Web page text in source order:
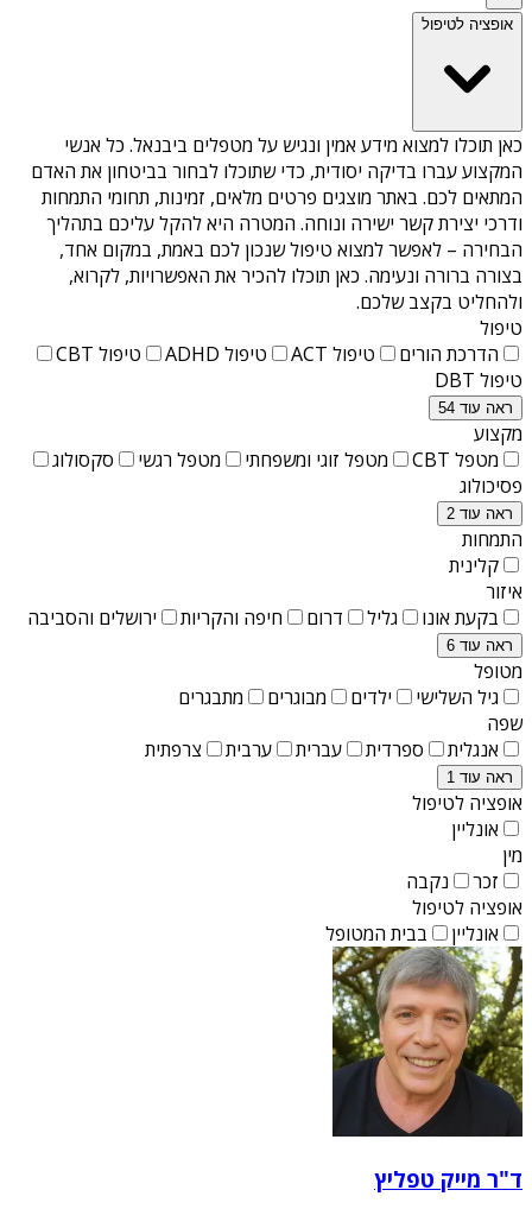
אופציה לטיפול
כאן תוכלו למצוא מידע אמין ונגיש על מטפלים ביבנאל. כל אנשי
המקצוע עברו בדיקה יסודית, כדי שתוכלו לבחור בביטחון את האדם
המתאים לכם. באתר מוצגים פרטים מלאים, זמינות, תחומי התמחות
ודרכי יצירת קשר ישירה ונוחה. המטרה היא להקל עליכם בתהליך
הבחירה – לאפשר למצוא טיפול שנכון לכם באמת, במקום אחד,
בצורה ברורה ונעימה. כאן תוכלו להכיר את האפשרויות, לקרוא,
ולהחליט בקצב שלכם.
טיפול
הדרכת הורים
טיפול ACT טיפול ADHD
טיפול CBT
טיפול DBT
ראה עוד 54
מקצוע
מטפל CBT
מטפל זוגי ומשפחתי מטפל רגשי
סקסולוג
פסיכולוג
ראה עוד 2
התמחות
קלינית
איזור
בקעת אונו
גליל דרום חיפה והקריות ירושלים והסביבה
ראה עוד 6
מטופל
גיל השלישי
ילדים מבוגרים
מתבגרים
שפה
אנגלית
ספרדית עברית ערבית צרפתית
ראה עוד 1
אופציה לטיפול
אונליין
מין
זכר
נקבה
אופציה לטיפול
אונליין
בבית המטופל
ד"ר מייק טפליץ